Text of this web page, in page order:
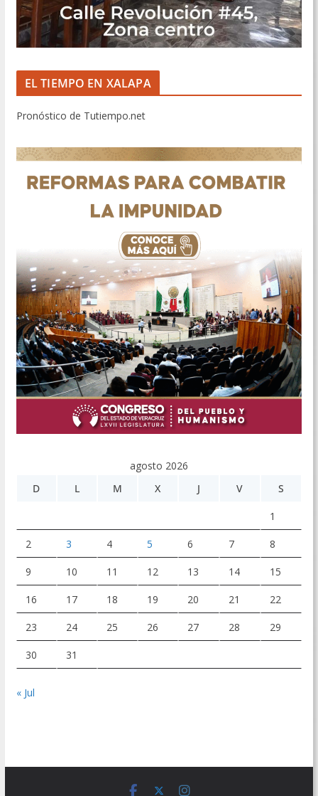
EL TIEMPO EN XALAPA
Pronóstico de Tutiempo.net
agosto 2026
D
L M X J V S
1
2 3 4 5 6 7 8
9 10 11 12 13 14 15
16 17 18 19 20 21 22
23 24 25 26 27 28 29
30 31
« Jul